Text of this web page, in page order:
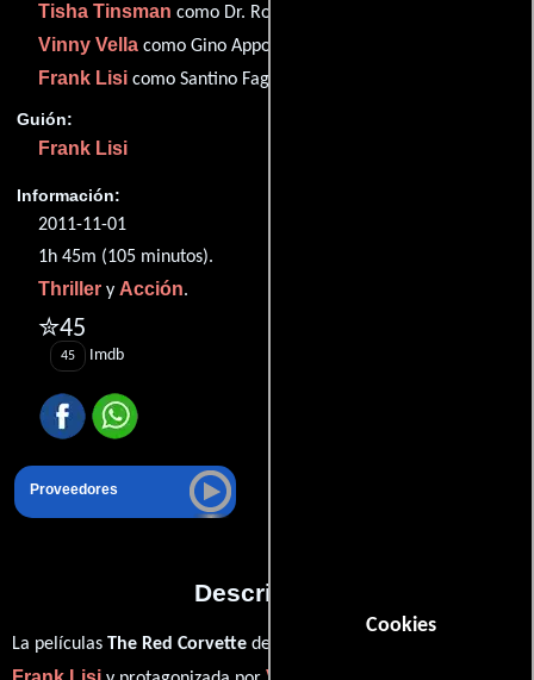
Cookies
Tisha Tinsman como Dr. Robbins
Vinny Vella como Gino Appollozza
Frank Lisi como Santino Fagone
Guión:
Frank Lisi
Información:
2011-11-01
1h 45m (105 minutos).
Thriller y Acción.
✮45
45 Imdb
Proveedores
Descripción
La películas The Red Corvette del año 2011, está dirigida por